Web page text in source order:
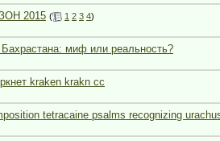
2015 ( 1 2 3 4)
миф или реальность?
kraken krakn cc
tetracaine psalms recognizing